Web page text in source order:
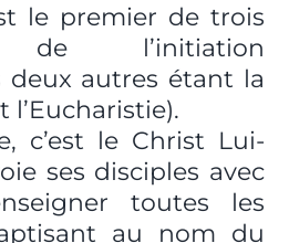
le premier de trois
de l’initiation
deux autres étant la
c’est le Christ Lui-
ses disciples avec
toutes les
au nom du